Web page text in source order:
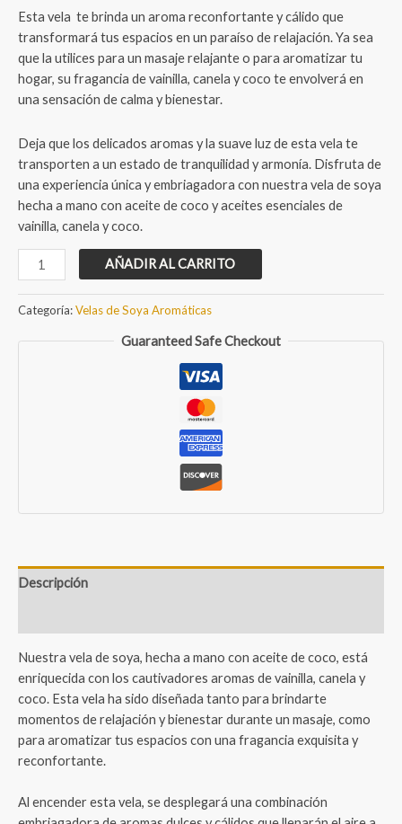
Esta vela te brinda un aroma reconfortante y cálido que
transformará tus espacios en un paraíso de relajación. Ya sea
que la utilices para un masaje relajante o para aromatizar tu
hogar, su fragancia de vainilla, canela y coco te envolverá en
una sensación de calma y bienestar.
Deja que los delicados aromas y la suave luz de esta vela te
transporten a un estado de tranquilidad y armonía. Disfruta de
una experiencia única y embriagadora con nuestra vela de soya
hecha a mano con aceite de coco y aceites esenciales de
vainilla, canela y coco.
Vela
de
soya
Coco-
Canela-
AÑADIR AL CARRITO
Categoría:Velas de Soya Aromáticas
Guaranteed Safe Checkout
Descripción
Nuestra vela de soya, hecha a mano con aceite de coco, está
enriquecida con los cautivadores aromas de vainilla, canela y
coco. Esta vela ha sido diseñada tanto para brindarte
momentos de relajación y bienestar durante un masaje, como
para aromatizar tus espacios con una fragancia exquisita y
reconfortante.
Al encender esta vela, se desplegará una combinación